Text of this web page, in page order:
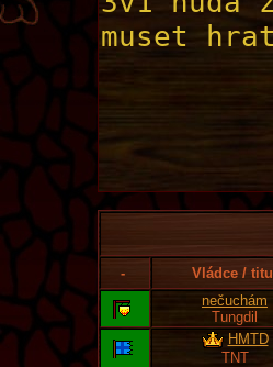
- Vládce / titul
nečuchám
Tungdil
HMTD
TNT